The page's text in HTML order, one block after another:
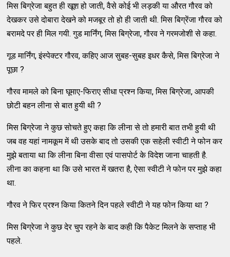
मिस बिग्रेजा बहुत ही खूश हो जाती, वैसे कोई भी लड़की या औरत गौरव को
देखकर उसे दोबारा देखने को मजबूर तो हो ही जाती थी. मिस बिग्रेंजा गौरव को
बरामदे पर ही मिल गयी. गुड मार्निंग, मिस बिग्रेजा, गौरव ने गरमजोशी से कहा.
गूड मार्निंग, इंस्‍पेक्‍टर गौरव, कहिए आज सुबह-सुबह इधर कैसे, मिस बिग्रेजा ने
पूछा ?
गौरव मामले को बिना घूमाए-फिराए सीधा प्रश्‍न किया, मिस बिग्रेजा, आपकी
छोटी बहन लीना से बात हुयी थी ?
मिस बिग्रेजा ने कुछ सोचते हुए कहा कि लीना से तो हमारी बात तभी हुयी थी
जब वह यहां नामकूम में थी उसके बाद तो उसकी एक सहेली स्‍वीटी ने फोन कर
मुझे बताया था कि लीना बिना वीसा एवं पासपोर्ट के विदेश जाना चाहती है.
लीना का कहना था कि उसे भारत में खतरा है, ऐसा स्‍वीटी ने फोन पर मुझे कहा
था.
गौरव ने फिर प्रश्‍न किया कितने दिन पहले स्‍वीटी ने यह फोन किया था ?
मिस बिग्रेजा ने कुछ देर चुप रहने के बाद कही कि पैकेट मिलने के सप्‍ताह भी
पहले.